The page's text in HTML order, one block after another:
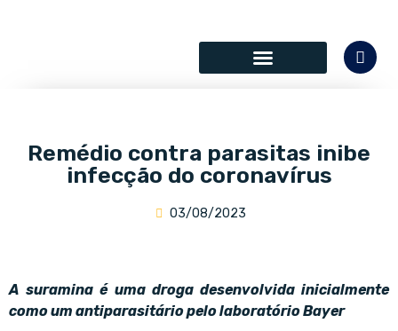
Remédio contra parasitas inibe
infecção do coronavírus
03/08/2023
A suramina é uma droga desenvolvida inicialmente
como um antiparasitário pelo laboratório Bayer